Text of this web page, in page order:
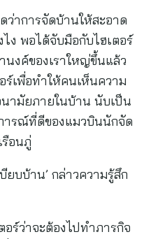
าการจัดบ้านให้สะอาด
ง พอได้จับมือกับไฮเตอร์
นงค์ของเราใหญ่ขึ้นแล้ว
ร์เพื่อทำให้คนเห็นความ
ามัยภายในบ้าน นับเป็น
ารณ์ที่ดีของแมวบินนักจัด
อนภู่
ยบบ้าน’ กล่าวความรู้สึก
อร์ว่าจะต้องไปทำภารกิจ